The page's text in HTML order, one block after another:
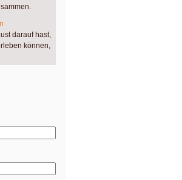
darauf hast,
können,